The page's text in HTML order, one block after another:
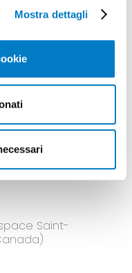
Mostra dettagli
Nsw
Hyacinthe,
Saint-